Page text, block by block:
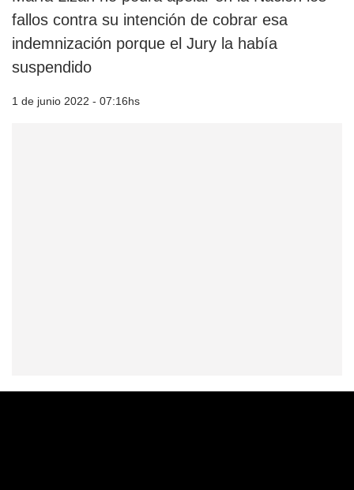
fallos contra su intención de cobrar esa
indemnización porque el Jury la había
suspendido
1 de junio 2022 - 07:16hs